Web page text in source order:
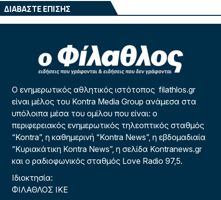
ΔΙΑΒΑΣΤΕ ΕΠΙΣΗΣ
Ο ενημερωτικός αθλητικός ιστότοπος filathlos.gr
είναι μέλος του Kontra Media Group ανάμεσα στα
υπόλοιπα μέσα του ομίλου που είναι: ο
περιφερειακός ενημερωτικός τηλεοπτικός σταθμός
“Kontra”, η καθημερινή “Kontra News”, η εβδομαδιαία
“Κυριακάτικη Kontra News”, η σελίδα Kontranews.gr
και ο ραδιοφωνικός σταθμός Love Radio 97,5.
Ιδιοκτησία:
ΦΙΛΑΘΛΟΣ ΙΚΕ